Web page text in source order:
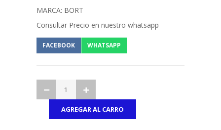
MARCA: BORT
Consultar Precio en nuestro whatsapp
FACEBOOK WHATSAPP